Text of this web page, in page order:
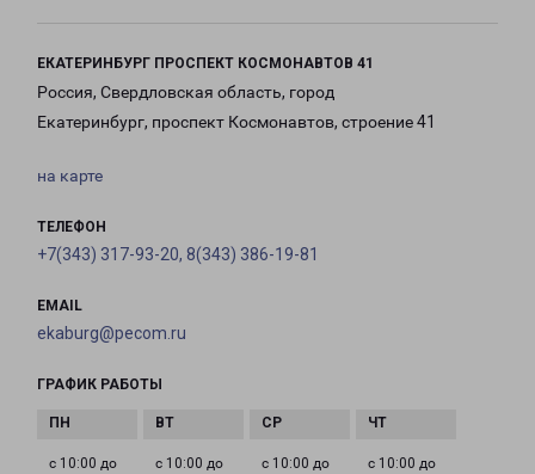
ЕКАТЕРИНБУРГ ПРОСПЕКТ КОСМОНАВТОВ 41
Россия, Свердловская область, город
Екатеринбург, проспект Космонавтов, строение 41
на карте
ТЕЛЕФОН
+7(343) 317-93-20, 8(343) 386-19-81
EMAIL
ekaburg@pecom.ru
ГРАФИК РАБОТЫ
с 10:00 до
с 10:00 до
с 10:00 до
с 10:00 до